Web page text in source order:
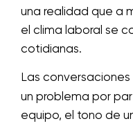
una realidad que a
el clima laboral se
cotidianas.
Las
un problema por
equipo, el tono de